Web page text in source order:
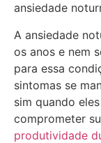
ansiedade
A ansiedade
os anos e nem
para essa
sintomas se
sim quando
comprometer
produtividade